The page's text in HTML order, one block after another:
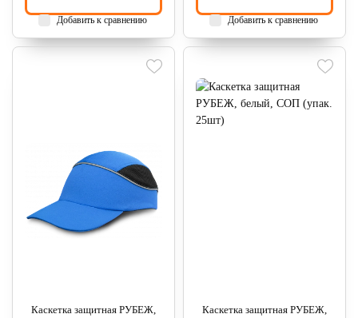
Добавить к сравнению Добавить к сравнению
Каскетка защитная РУБЕЖ,
Каскетка защитная РУБЕЖ,